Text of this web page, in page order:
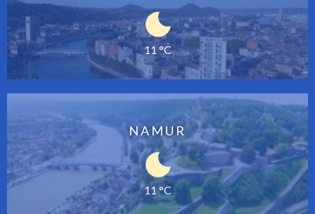
11 °C
NAMUR
11 °C